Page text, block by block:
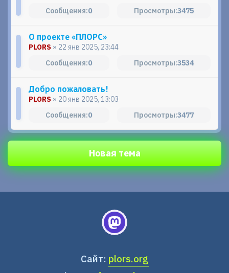
0
3475
О проекте «ПЛОРС»
PLORS » 22 янв 2025, 23:44
0
3534
Добро пожаловать!
PLORS » 20 янв 2025, 13:03
0
3477
Новая тема
Сайт: plors.org